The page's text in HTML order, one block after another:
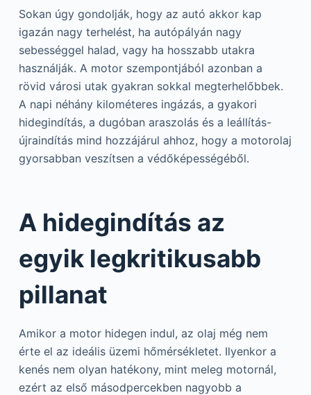
Sokan úgy gondolják, hogy az autó akkor kap
igazán nagy terhelést, ha autópályán nagy
sebességgel halad, vagy ha hosszabb utakra
használják. A motor szempontjából azonban a
rövid városi utak gyakran sokkal megterhelőbbek.
A napi néhány kilométeres ingázás, a gyakori
hidegindítás, a dugóban araszolás és a leállítás-
újraindítás mind hozzájárul ahhoz, hogy a motorolaj
gyorsabban veszítsen a védőképességéből.
A hidegindítás az
egyik legkritikusabb
pillanat
Amikor a motor hidegen indul, az olaj még nem
érte el az ideális üzemi hőmérsékletet. Ilyenkor a
kenés nem olyan hatékony, mint meleg motornál,
ezért az első másodpercekben nagyobb a